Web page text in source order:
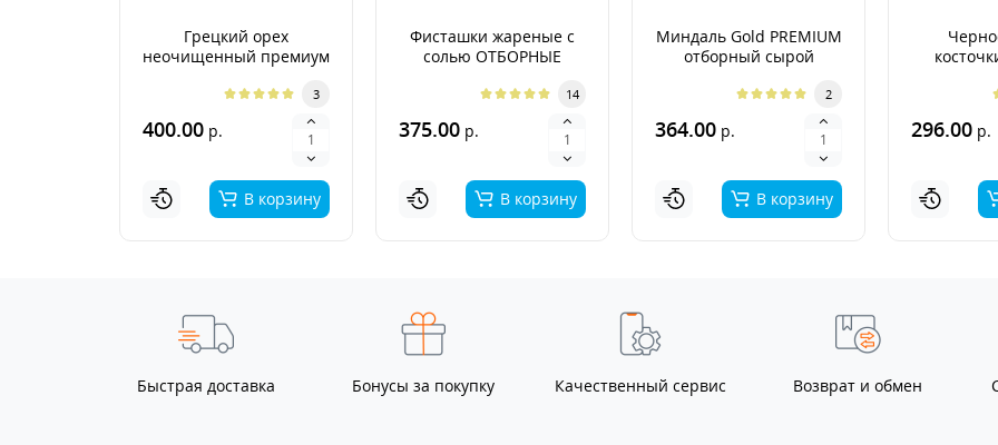
Грецкий орех
неочищенный премиум
3
400.00 р.
В корзину
Фисташки жареные с
солью ОТБОРНЫЕ
14
375.00 р.
В корзину
Миндаль Gold PREMIUM
отборный сырой
2
364.00 р.
В корзину
296.00 р.
Быстрая доставка Бонусы за покупку Качественный сервис Возврат и обмен